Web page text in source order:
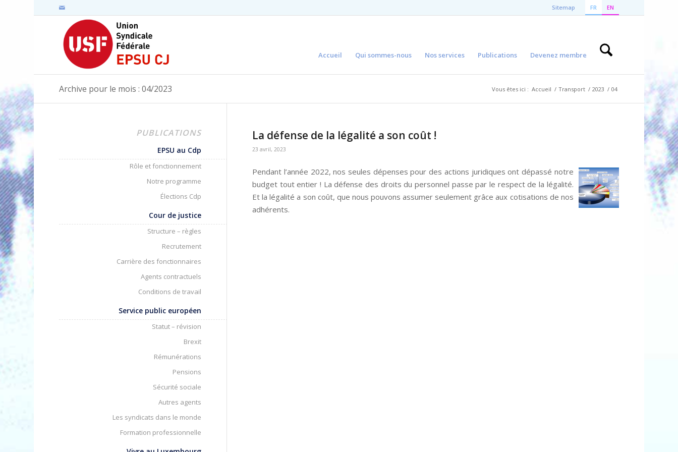
FR EN
Sitemap
Accueil Qui sommes-nous Nos services Publications Devenez membre
Archive pour le mois : 04/2023 Vous êtes ici : Accueil / Transport / 2023 / 04
La défense de la légalité a son coût !
23 avril, 2023
Pendant l’année 2022, nos seules dépenses pour des actions juridiques ont dépassé notre
budget tout entier ! La défense des droits du personnel passe par le respect de la légalité.
Et la légalité a son coût, que nous pouvons assumer seulement grâce aux cotisations de nos
adhérents.
PUBLICATIONS
EPSU au Cdp
Rôle et fonctionnement
Notre programme
Élections Cdp
Cour de justice
Structure – règles
Recrutement
Carrière des fonctionnaires
Agents contractuels
Conditions de travail
Service public européen
Statut – révision
Brexit
Rémunérations
Pensions
Sécurité sociale
Autres agents
Les syndicats dans le monde
Formation professionnelle